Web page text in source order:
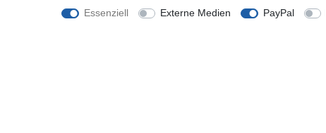
Sleeve Folio Leder schwarz
Essenziell Externe Medien PayPal